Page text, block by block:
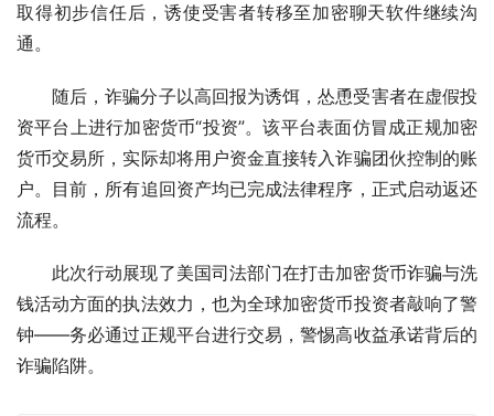
取得初步信任后，诱使受害者转移至加密聊天软件继续沟
通。
随后，诈骗分子以高回报为诱饵，怂恿受害者在虚假投
资平台上进行加密货币“投资”。该平台表面仿冒成正规加密
货币交易所，实际却将用户资金直接转入诈骗团伙控制的账
户。目前，所有追回资产均已完成法律程序，正式启动返还
流程。
此次行动展现了美国司法部门在打击加密货币诈骗与洗
钱活动方面的执法效力，也为全球加密货币投资者敲响了警
钟——务必通过正规平台进行交易，警惕高收益承诺背后的
诈骗陷阱。